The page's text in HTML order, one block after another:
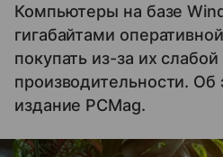
Компьютеры на базе
гигабайтами
покупать из-за их слабой
производительности.
издание PCMag.